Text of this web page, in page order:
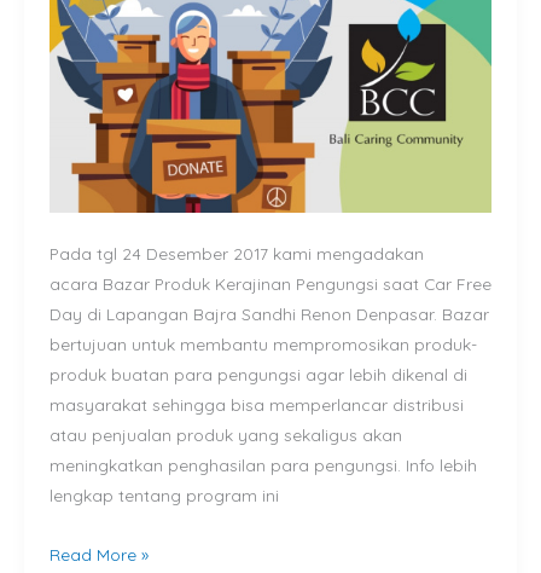
Pada tgl 24 Desember 2017 kami mengadakan
acara Bazar Produk Kerajinan Pengungsi saat Car Free
Day di Lapangan Bajra Sandhi Renon Denpasar. Bazar
bertujuan untuk membantu mempromosikan produk-
produk buatan para pengungsi agar lebih dikenal di
masyarakat sehingga bisa memperlancar distribusi
atau penjualan produk yang sekaligus akan
meningkatkan penghasilan para pengungsi. Info lebih
lengkap tentang program ini
Sandhi
Renon
Denpasar
Read More »